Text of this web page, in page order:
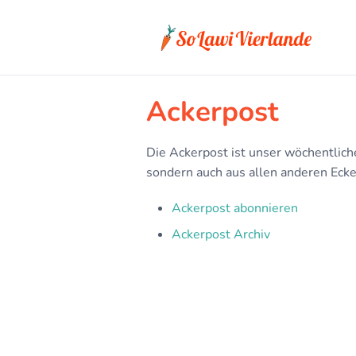
Ackerpost
Die Ackerpost ist unser
sondern auch aus allen anderen
Ackerpost abonnieren
Ackerpost Archiv